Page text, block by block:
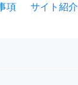
項
サイト紹介